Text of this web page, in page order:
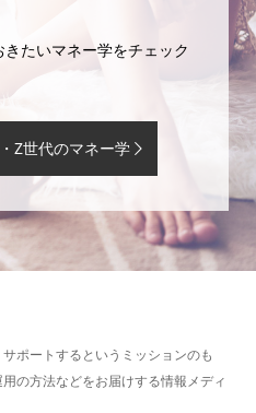
たいマネー学をチェック
Z世代のマネー学
ポートするというミッションのも
の方法などをお届けする情報メディ